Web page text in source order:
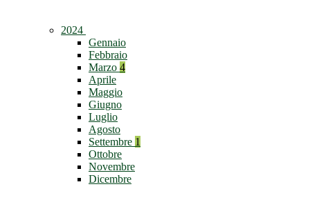
2024
Gennaio
Febbraio
Marzo 4
Aprile
Maggio
Giugno
Luglio
Agosto
Settembre 1
Ottobre
Novembre
Dicembre